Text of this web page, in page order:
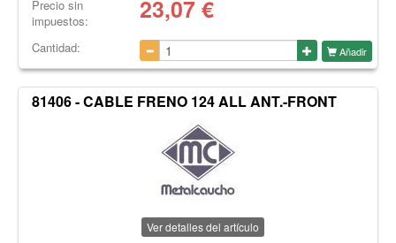
Precio sin
impuestos:
23,07€
Cantidad: Añadir
81406 - CABLE FRENO 124 ALL ANT.-FRONT
Ver detalles del artículo